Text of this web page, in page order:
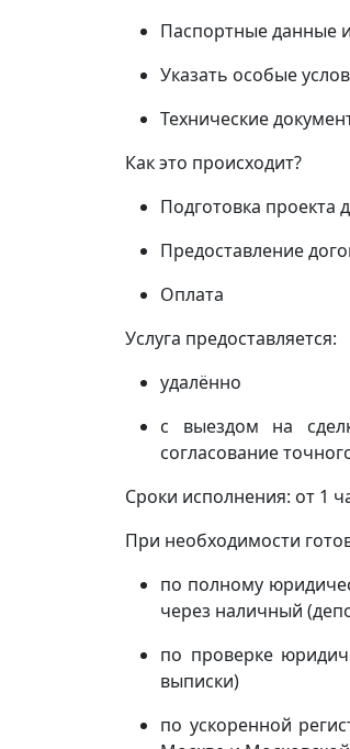
Паспортные данные
Указать особые
Технические
Как это происходит?
Подготовка проекта
Предоставление
Оплата
Услуга предоставляется:
удалённо
с выездом на
согласование
Сроки исполнения: от 1
При необходимости
по полному
через наличный
по проверке
выписки)
по ускоренной